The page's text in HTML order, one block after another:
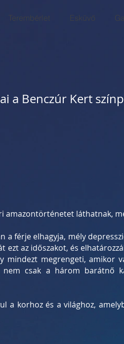
Terembérlet Esküvő
a Benczúr Kert
amazontörténetet láthatnak,
a férje elhagyja, mély
ezt az időszakot, és
mindezt megrengeti, amikor
csak a három barátnő
a korhoz és a világhoz,